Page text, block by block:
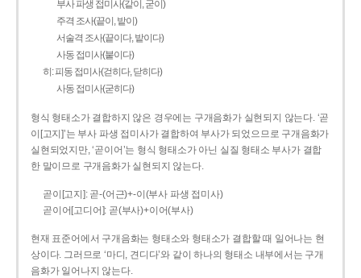
부사 파생 접미사(같이, 굳이)
주격 조사(끝이, 밭이)
서술격 조사(끝이다, 밭이다)
사동 접미사(붙이다)
히: 피동 접미사(걷히다, 닫히다)
사동 접미사(굳히다)
형식 형태소가 결합하지 않은 경우에는 구개음화가 실현되지 않는다. ‘곧
이[고지]’는 부사 파생 접미사가 결합하여 부사가 되었으므로 구개음화가
실현되었지만, ‘곧이어’는 형식 형태소가 아닌 실질 형태소 부사가 결합
한 말이므로 구개음화가 실현되지 않는다.
곧이[고지]: 곧-­(어근)+­-이(부사 파생 접미사)
곧이어[고디어]: 곧(부사)+이어(부사)
현재 표준어에서 구개음화는 형태소와 형태소가 결합할 때 일어나는 현
상이다. 그러므로 ‘마디, 견디다’와 같이 하나의 형태소 내부에서는 구개
음화가 일어나지 않는다.